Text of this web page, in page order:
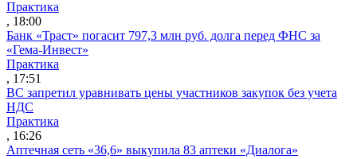
Практика
, 18:00
Банк «Траст» погасит 797,3 млн руб. долга перед ФНС за
«Гема-Инвест»
Практика
, 17:51
ВС запретил уравнивать цены участников закупок без учета
НДС
Практика
, 16:26
Аптечная сеть «36,6» выкупила 83 аптеки «Диалога»